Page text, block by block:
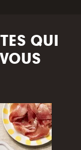
QUI